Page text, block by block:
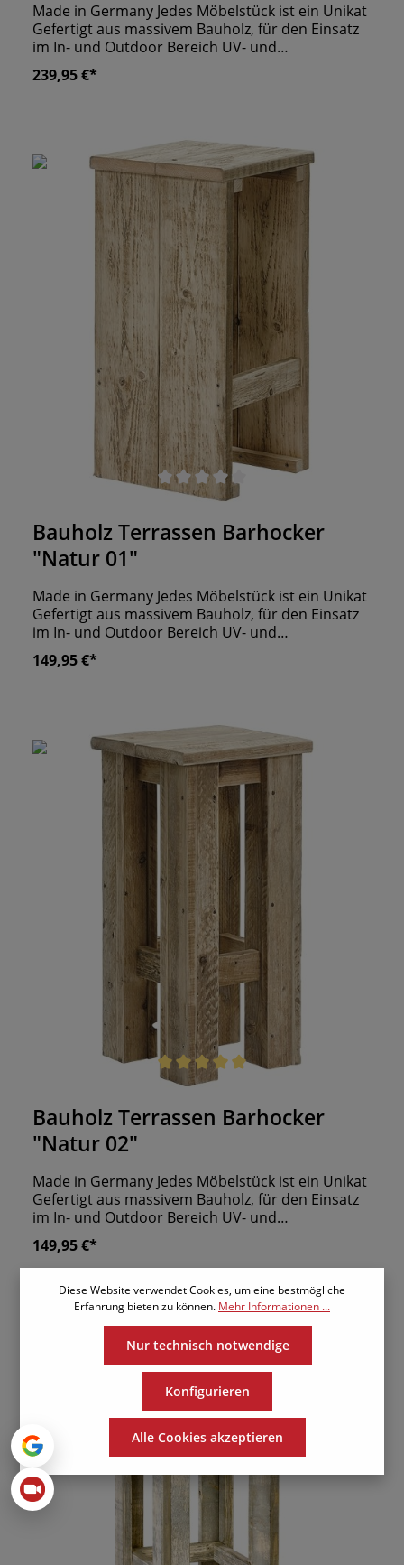
Made in Germany Jedes Möbelstück ist ein Unikat
Gefertigt aus massivem Bauholz, für den Einsatz
im In- und Outdoor Bereich UV- und
Wetterbeständig
239,95 €*
Durchschnittliche Bewertung von 0 von 5 Sternen
Bauholz Terrassen Barhocker
"Natur 01"
Made in Germany Jedes Möbelstück ist ein Unikat
Gefertigt aus massivem Bauholz, für den Einsatz
im In- und Outdoor Bereich UV- und
Wetterbeständig
149,95 €*
Durchschnittliche Bewertung von 5 von 5 Sternen
Bauholz Terrassen Barhocker
"Natur 02"
Made in Germany Jedes Möbelstück ist ein Unikat
Gefertigt aus massivem Bauholz, für den Einsatz
im In- und Outdoor Bereich UV- und
Wetterbeständig
149,95 €*
Diese Website verwendet Cookies, um eine bestmögliche
Erfahrung bieten zu können. Mehr Informationen ...
Nur technisch notwendige
Konfigurieren
Alle Cookies akzeptieren